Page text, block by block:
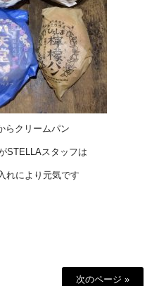
らクリームパン
STELLAスタッフは
れにより元気です
次のページ »